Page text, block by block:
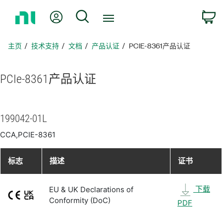
页
我的账户 搜索
主页 技术支持 文档 产品认证 PCIE-8361产品认证
PCIe-8361产品认证
199042-01L
CCA,PCIE-8361
标志 描述 证书
EU & UK Declarations of
Conformity (DoC)
下载
PDF